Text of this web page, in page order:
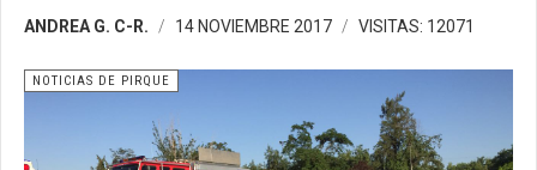
ANDREA G. C-R. 14 NOVIEMBRE 2017 VISITAS: 12071
NOTICIAS DE PIRQUE